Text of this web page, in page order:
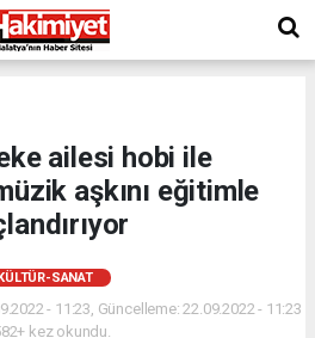
ailesi hobi ile
aşkını eğitimle
SANAT
- 11:23, Güncelleme: 22.09.2022 - 11:23
kez okundu.